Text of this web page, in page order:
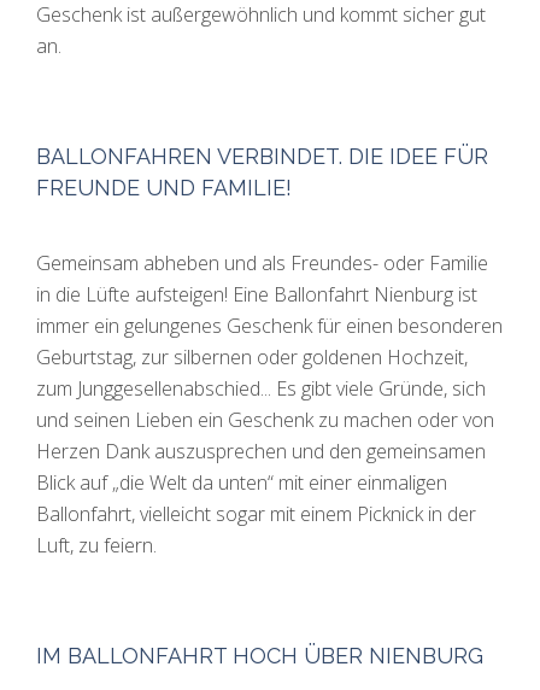
Geschenk ist außergewöhnlich und kommt sicher gut
an.
BALLONFAHREN VERBINDET. DIE IDEE FÜR
FREUNDE UND FAMILIE!
Gemeinsam abheben und als Freundes- oder Familie
in die Lüfte aufsteigen! Eine Ballonfahrt Nienburg ist
immer ein gelungenes Geschenk für einen besonderen
Geburtstag, zur silbernen oder goldenen Hochzeit,
zum Junggesellenabschied... Es gibt viele Gründe, sich
und seinen Lieben ein Geschenk zu machen oder von
Herzen Dank auszusprechen und den gemeinsamen
Blick auf „die Welt da unten“ mit einer einmaligen
Ballonfahrt, vielleicht sogar mit einem Picknick in der
Luft, zu feiern.
IM BALLONFAHRT HOCH ÜBER NIENBURG